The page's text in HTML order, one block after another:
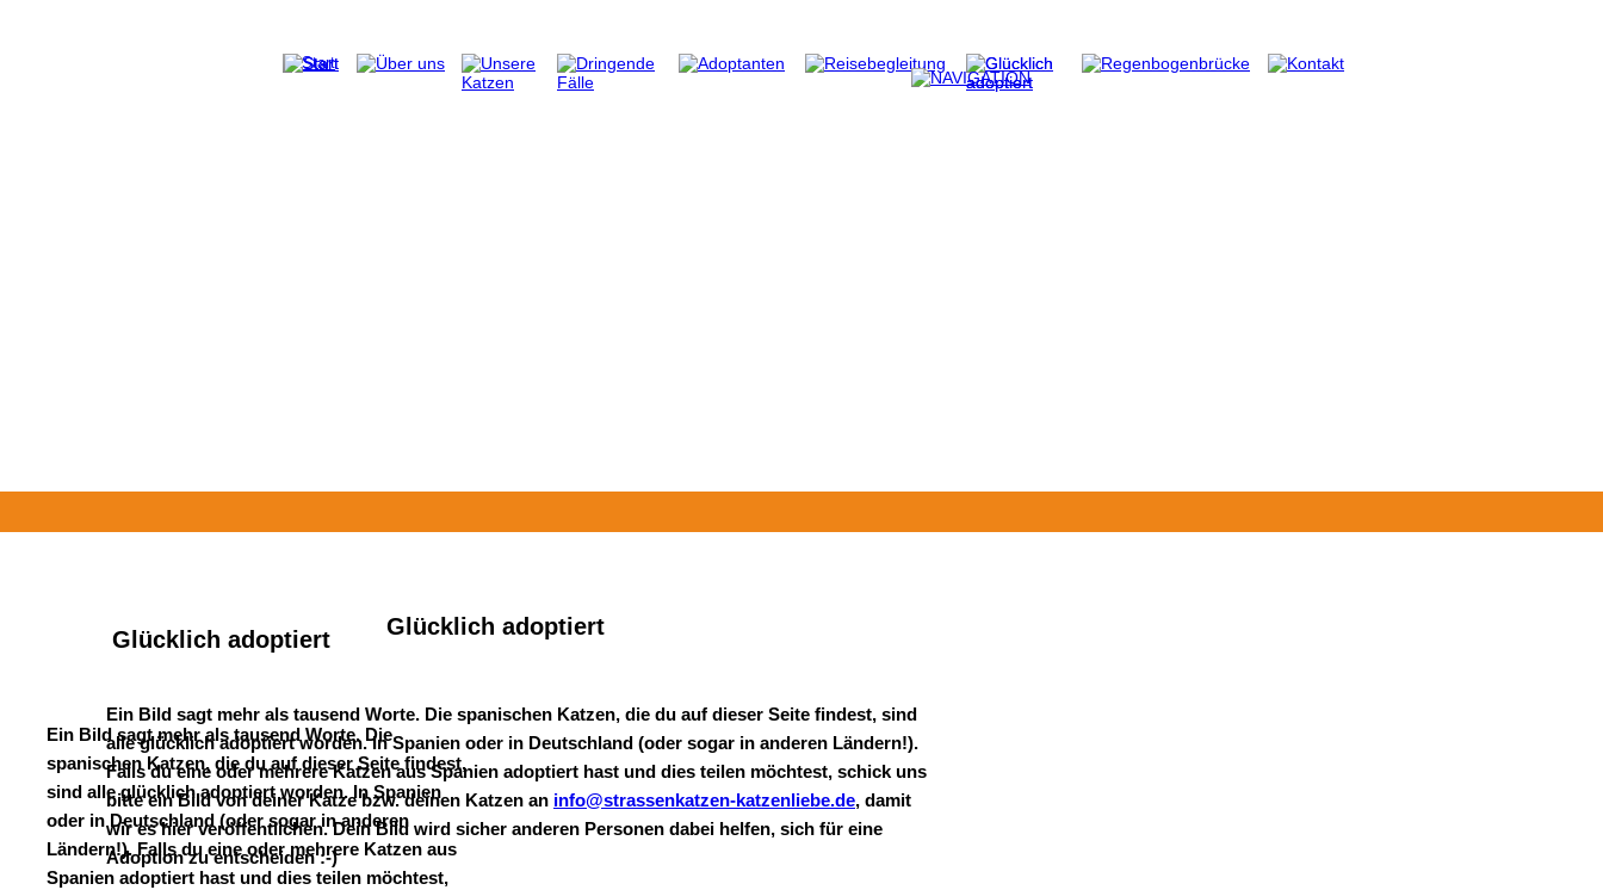
Glücklich adoptiert
Ein Bild sagt mehr als tausend Worte. Die spanischen Katzen, die du auf dieser Seite findest, sind
alle glücklich adoptiert worden. In Spanien oder in Deutschland (oder sogar in anderen Ländern!).
Falls du eine oder mehrere Katzen aus Spanien adoptiert hast und dies teilen möchtest, schick uns
bitte ein Bild von deiner Katze bzw. deinen Katzen an info@strassenkatzen-katzenliebe.de, damit
wir es hier veröffentlichen. Dein Bild wird sicher anderen Personen dabei helfen, sich für eine
Adoption zu entscheiden :-)
Glücklich adoptiert
Ein Bild sagt mehr als tausend Worte. Die
spanischen Katzen, die du auf dieser Seite findest,
sind alle glücklich adoptiert worden. In Spanien
oder in Deutschland (oder sogar in anderen
Ländern!). Falls du eine oder mehrere Katzen aus
Spanien adoptiert hast und dies teilen möchtest,